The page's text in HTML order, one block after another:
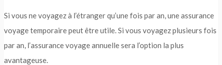
Si vous ne voyagez à l’étranger qu’une fois par an, une assurance
voyage temporaire peut être utile. Si vous voyagez plusieurs fois
par an, l’assurance voyage annuelle sera l’option la plus
avantageuse.